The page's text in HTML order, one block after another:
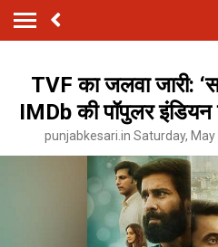
TVF का जलवा जारी:
IMDb की पॉपुलर इंडियन
punjabkesari.in Saturday,